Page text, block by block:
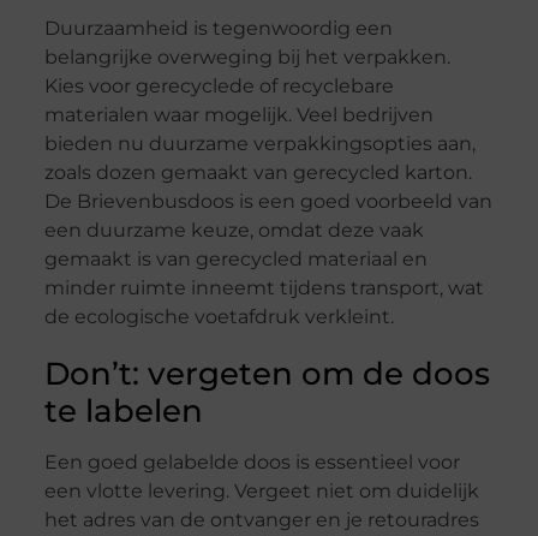
Duurzaamheid is tegenwoordig een
belangrijke overweging bij het verpakken.
Kies voor gerecyclede of recyclebare
materialen waar mogelijk. Veel bedrijven
bieden nu duurzame verpakkingsopties aan,
zoals dozen gemaakt van gerecycled karton.
De Brievenbusdoos is een goed voorbeeld van
een duurzame keuze, omdat deze vaak
gemaakt is van gerecycled materiaal en
minder ruimte inneemt tijdens transport, wat
de ecologische voetafdruk verkleint.
Don’t: vergeten om de doos
te labelen
Een goed gelabelde doos is essentieel voor
een vlotte levering. Vergeet niet om duidelijk
het adres van de ontvanger en je retouradres